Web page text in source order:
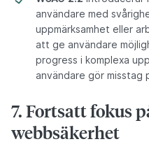
användare med
uppmärksamhet eller
att ge användare
progress i komplexa
användare gör misstag
7. Fortsatt fokus
webbsäkerhet